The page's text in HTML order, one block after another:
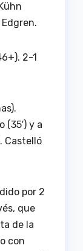
Edgren.
2-1
(35′) y a
Castelló
por 2
que
de la
con